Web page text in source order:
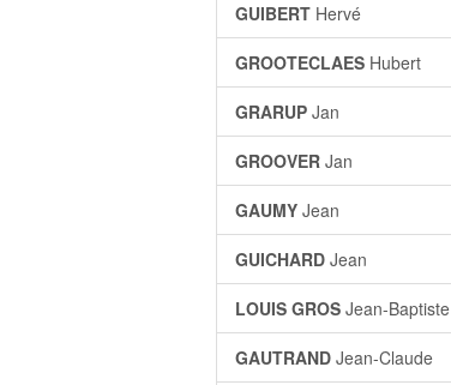
GUIBERT Hervé
GROOTECLAES Hubert
GRARUP Jan
GROOVER Jan
GAUMY Jean
GUICHARD Jean
LOUIS GROS Jean-Baptiste
GAUTRAND Jean-Claude